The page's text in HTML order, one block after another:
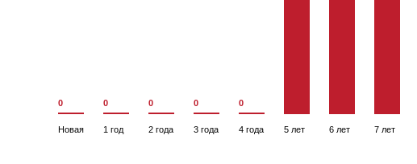
0
Новая
0
1 год
0
2 года
0
3 года
0
4 года 5 лет 6 лет 7 лет